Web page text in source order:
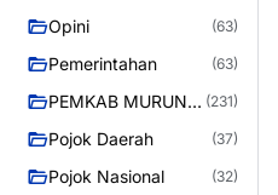
Opini (63)
Pemerintahan (63)
PEMKAB MURUNG (231)
Pojok Daerah (37)
Pojok Nasional (32)